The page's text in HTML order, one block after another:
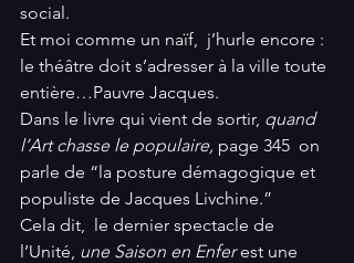
social.
Et moi comme un naïf,  j’hurle encore :
le théâtre doit s’adresser à la ville toute
entière…Pauvre Jacques.
Dans le livre qui vient de sortir, quand
l’Art chasse le populaire, page 345  on
parle de “la posture démagogique et
populiste de Jacques Livchine.”
Cela dit,  le dernier spectacle de
l’Unité, une Saison en Enfer est une